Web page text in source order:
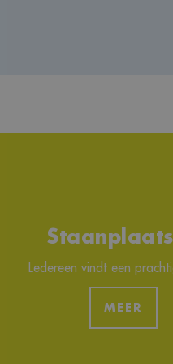
Ledereen vindt een
MEER